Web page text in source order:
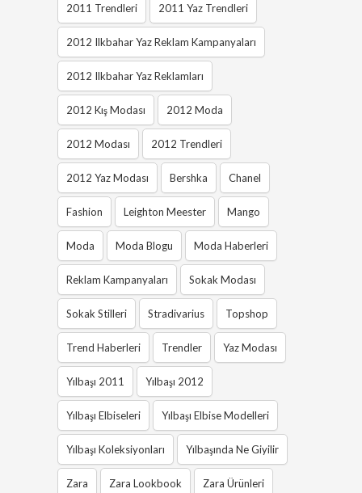
2011 Trendleri 2011 Yaz Trendleri
2012 Ilkbahar Yaz Reklam Kampanyaları
2012 Ilkbahar Yaz Reklamları
2012 Kış Modası 2012 Moda
2012 Modası 2012 Trendleri
2012 Yaz Modası Bershka Chanel
Fashion Leighton Meester Mango
Moda Moda Blogu Moda Haberleri
Reklam Kampanyaları Sokak Modası
Sokak Stilleri Stradivarius Topshop
Trend Haberleri Trendler Yaz Modası
Yılbaşı 2011 Yılbaşı 2012
Yılbaşı Elbiseleri Yılbaşı Elbise Modelleri
Yılbaşı Koleksiyonları Yılbaşında Ne Giyilir
Zara Zara Lookbook Zara Ürünleri